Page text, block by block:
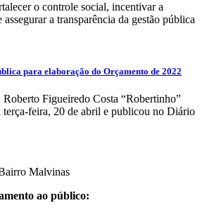
o controle social, incentivar a
a transparência da gestão pública
para elaboração do Orçamento de 2022
Figueiredo Costa “Robertinho”
terça-feira, 20 de abril e publicou no Diário
Malvinas
ao público: